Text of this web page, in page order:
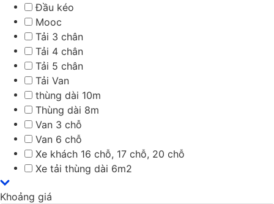
Đầu kéo
Mooc
Tải 3 chân
Tải 4 chân
Tải 5 chân
Tải Van
thùng dài 10m
Thùng dài 8m
Van 3 chỗ
Van 6 chỗ
Xe khách 16 chỗ, 17 chỗ, 20 chỗ
Xe tải thùng dài 6m2
Khoảng giá